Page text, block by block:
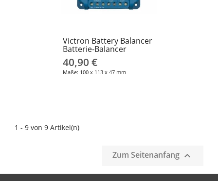
Victron Battery Balancer
Batterie-Balancer
40,90 €
Maße: 100 x 113 x 47 mm
1 - 9 von 9 Artikel(n)
Zum Seitenanfang 